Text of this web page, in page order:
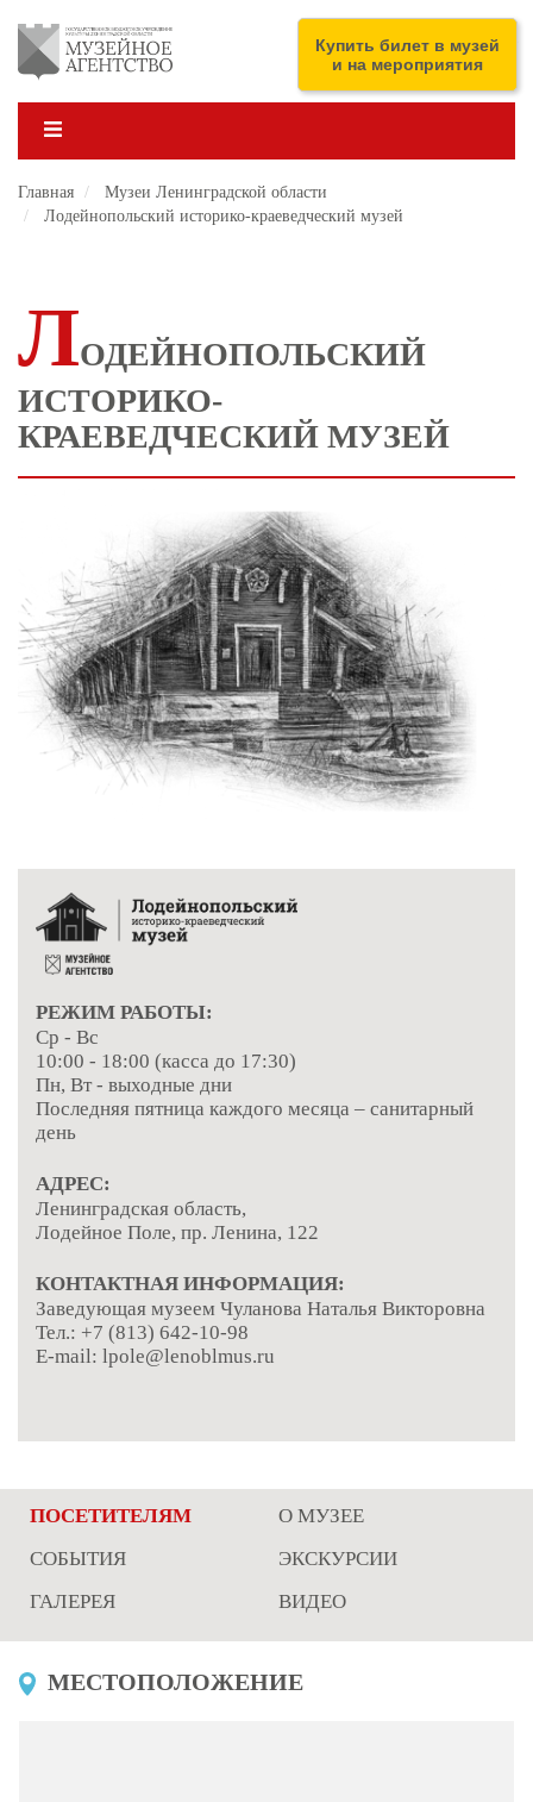
основному
содержанию
ENG
Купить билет в музей
и на мероприятия
Главная
Музеи Ленинградской области
Лодейнопольский историко-краеведческий музей
ЛОДЕЙНОПОЛЬСКИЙ
ИСТОРИКО-
КРАЕВЕДЧЕСКИЙ МУЗЕЙ
РЕЖИМ РАБОТЫ:
Ср - Вс
10:00 - 18:00 (касса до 17:30)
Пн, Вт - выходные дни
Последняя пятница каждого месяца – санитарный
день
АДРЕС:
Ленинградская область,
Лодейное Поле, пр. Ленина, 122
КОНТАКТНАЯ ИНФОРМАЦИЯ:
Заведующая музеем Чуланова Наталья Викторовна
Тел.: +7 (813) 642-10-98
Е-mail: lpole@lenoblmus.ru
ПОСЕТИТЕЛЯМ
О МУЗЕЕ
СОБЫТИЯ
ЭКСКУРСИИ
ГАЛЕРЕЯ
ВИДЕО
МЕСТОПОЛОЖЕНИЕ